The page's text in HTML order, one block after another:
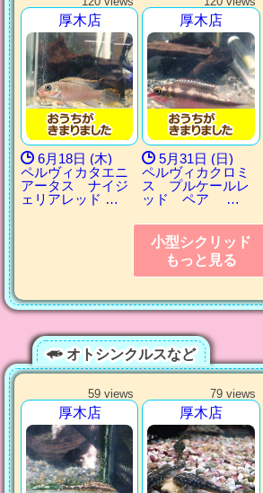
厚木店
6月18日 (木)
ペルヴィカタエニ
アータス ナイジ
ェリアレッド …
厚木店
5月31日 (日)
ペルヴィカクロミ
ス プルケールレ
ッド ペア …
小型シクリッド
もっと見る
オトシンクルスなど
59 views
厚木店
79 views
厚木店